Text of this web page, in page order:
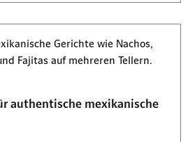
authentische mexikanische